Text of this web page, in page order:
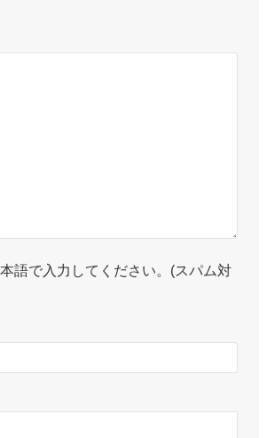
語で入力してください。(スパム対